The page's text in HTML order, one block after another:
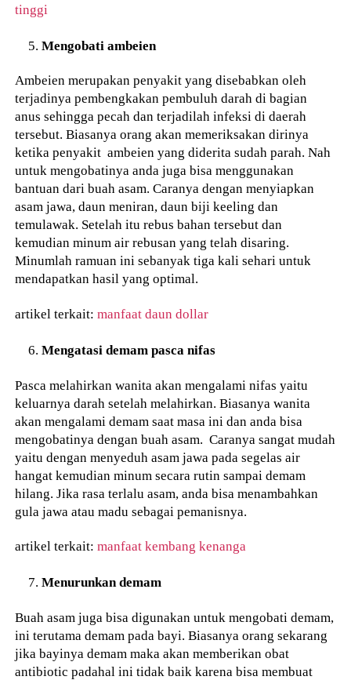
tinggi
Mengobati ambeien
Ambeien merupakan penyakit yang disebabkan oleh
terjadinya pembengkakan pembuluh darah di bagian
anus sehingga pecah dan terjadilah infeksi di daerah
tersebut. Biasanya orang akan memeriksakan dirinya
ketika penyakit ambeien yang diderita sudah parah. Nah
untuk mengobatinya anda juga bisa menggunakan
bantuan dari buah asam. Caranya dengan menyiapkan
asam jawa, daun meniran, daun biji keeling dan
temulawak. Setelah itu rebus bahan tersebut dan
kemudian minum air rebusan yang telah disaring.
Minumlah ramuan ini sebanyak tiga kali sehari untuk
mendapatkan hasil yang optimal.
artikel terkait:manfaat daun dollar
Mengatasi demam pasca nifas
Pasca melahirkan wanita akan mengalami nifas yaitu
keluarnya darah setelah melahirkan. Biasanya wanita
akan mengalami demam saat masa ini dan anda bisa
mengobatinya dengan buah asam. Caranya sangat mudah
yaitu dengan menyeduh asam jawa pada segelas air
hangat kemudian minum secara rutin sampai demam
hilang. Jika rasa terlalu asam, anda bisa menambahkan
gula jawa atau madu sebagai pemanisnya.
artikel terkait:manfaat kembang kenanga
Menurunkan demam
Buah asam juga bisa digunakan untuk mengobati demam,
ini terutama demam pada bayi. Biasanya orang sekarang
jika bayinya demam maka akan memberikan obat
antibiotic padahal ini tidak baik karena bisa membuat